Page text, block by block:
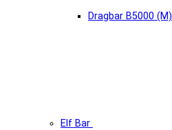
Dragbar B5000 (М)
Elf Bar